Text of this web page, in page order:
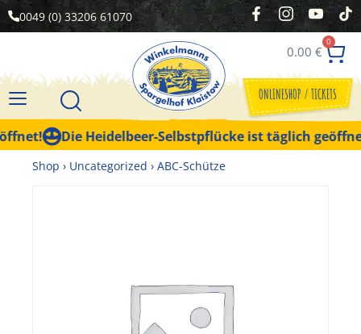
0049 (0) 33206 61070
0.00€
0
ONLINESHOP / TICKETS
Die Heidelbeer-Selbstpflücke ist täglich geöffnet!
Shop › Uncategorized › ABC-Schütze